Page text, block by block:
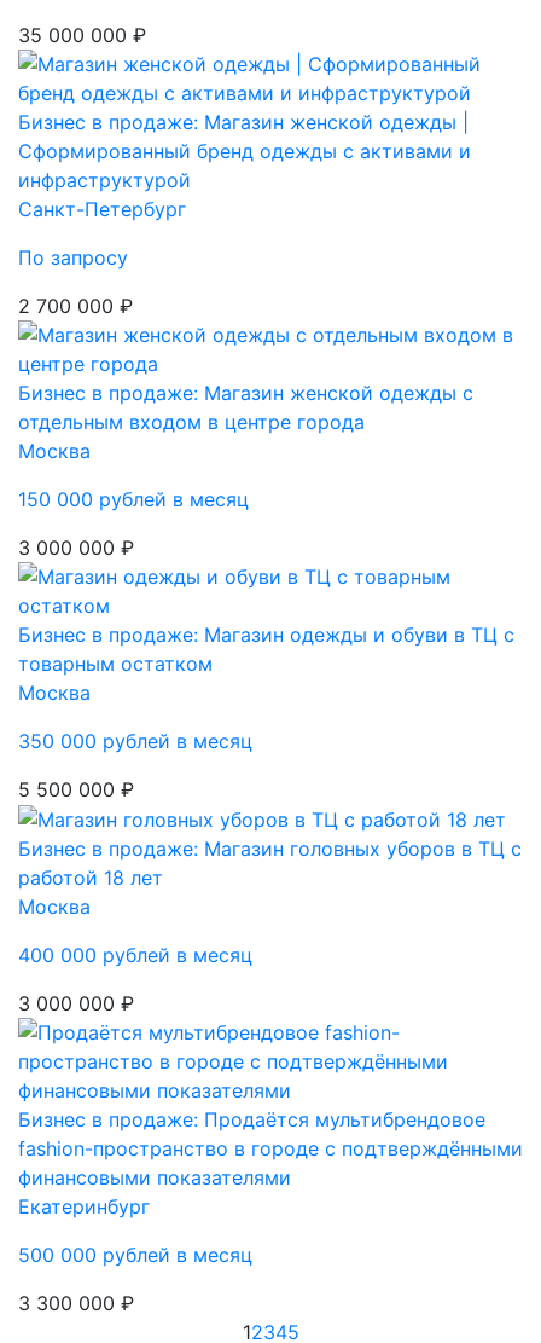
35 000 000 ₽
Бизнес в продаже: Магазин женской одежды |
Сформированный бренд одежды с активами и
инфраструктурой
Санкт-Петербург
По запросу
2 700 000 ₽
Бизнес в продаже: Магазин женской одежды с
отдельным входом в центре города
Москва
150 000 рублей в месяц
3 000 000 ₽
Бизнес в продаже: Магазин одежды и обуви в ТЦ с
товарным остатком
Москва
350 000 рублей в месяц
5 500 000 ₽
Бизнес в продаже: Магазин головных уборов в ТЦ с
работой 18 лет
Москва
400 000 рублей в месяц
3 000 000 ₽
Бизнес в продаже: Продаётся мультибрендовое
fashion-пространство в городе с подтверждёнными
финансовыми показателями
Екатеринбург
500 000 рублей в месяц
3 300 000 ₽
12345